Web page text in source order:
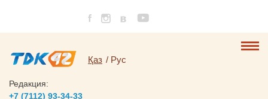
Қаз Рус
Редакция:
+7 (7112) 93-34-33